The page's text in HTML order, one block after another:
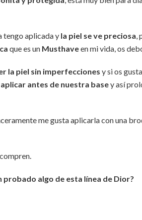
tengo aplicada y la piel se ve preciosa,
que es un Musthaveen mi vida, os
la piel sin imperfecciones y si os
aplicar antes de nuestra basey así
me gusta aplicarla con una
probado algo de esta línea de Dior?